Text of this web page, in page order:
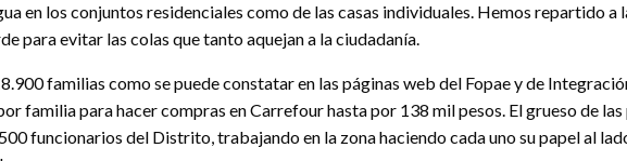
en los conjuntos residenciales como de las casas individuales. Hemos repartido a
para evitar las colas que tanto aquejan a la ciudadanía.
familias como se puede constatar en las páginas web del Fopae y de
familia para hacer compras en Carrefour hasta por 138 mil pesos. El grueso de
funcionarios del Distrito, trabajando en la zona haciendo cada uno su papel al